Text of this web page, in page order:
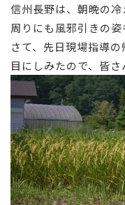
お問い合わせ
信州長野は、朝晩の冷
周りにも風邪引きの
さて、先日現場指導
目にしみたので、皆さ